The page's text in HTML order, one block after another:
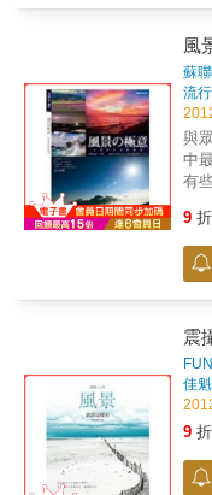
瑞
過
經
中
愛
種
攝
作
在
本
中
令
中
拍
短
風
蘇
流
與
中
有
拍
講
學
9 折
震
佳魁
9 折